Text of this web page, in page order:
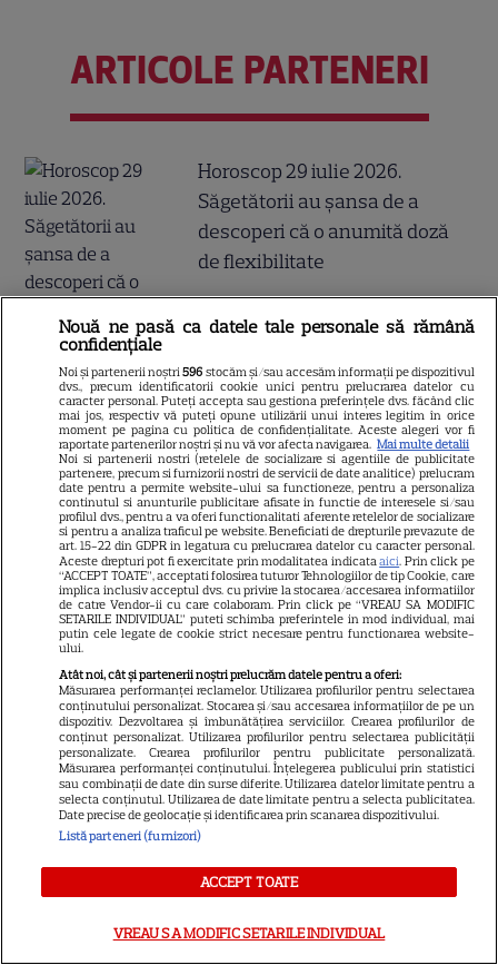
ARTICOLE PARTENERI
Horoscop 29 iulie 2026.
Săgetătorii au șansa de a
descoperi că o anumită doză
de flexibilitate
Luna plină din 29 iulie
deschide un nou capitol. Este
momentul astral care îți poate
schimba direcția vieții
Ploaia de meteori Delta
Aquaride 2026: când o poți
vedea cel mai bine
Ce este scorțișoara Ceylon și
prin ce se diferențiază
Nouă ne pasă ca datele tale personale să rămână
confidențiale
Noi și partenerii noștri596 stocăm și/sau accesăm informații pe dispozitivul
dvs., precum identificatorii cookie unici pentru prelucrarea datelor cu
caracter personal. Puteți accepta sau gestiona preferințele dvs. făcând clic
mai jos, respectiv vă puteți opune utilizării unui interes legitim în orice
moment pe pagina cu politica de confidențialitate. Aceste alegeri vor fi
raportate partenerilor noștri și nu vă vor afecta navigarea. Mai multe detalii
Noi si partenerii nostri (retelele de socializare si agentiile de publicitate
partenere, precum si furnizorii nostri de servicii de date analitice) prelucram
date pentru a permite website-ului sa functioneze, pentru a personaliza
continutul si anunturile publicitare afisate in functie de interesele si/sau
profilul dvs., pentru a va oferi functionalitati aferente retelelor de socializare
si pentru a analiza traficul pe website. Beneficiati de drepturile prevazute de
art. 15-22 din GDPR in legatura cu prelucrarea datelor cu caracter personal.
Aceste drepturi pot fi exercitate prin modalitatea indicataaici. Prin click pe
“ACCEPT TOATE”, acceptati folosirea tuturor Tehnologiilor de tip Cookie, care
implica inclusiv acceptul dvs. cu privire la stocarea/accesarea informatiilor
de catre Vendor-ii cu care colaboram. Prin click pe “VREAU SA MODIFIC
SETARILE INDIVIDUAL” puteti schimba preferintele in mod individual, mai
putin cele legate de cookie strict necesare pentru functionarea website-
ului.
Atât noi, cât și partenerii noștri prelucrăm datele pentru a oferi:
Măsurarea performanței reclamelor. Utilizarea profilurilor pentru selectarea
conținutului personalizat. Stocarea și/sau accesarea informațiilor de pe un
dispozitiv. Dezvoltarea și îmbunătățirea serviciilor. Crearea profilurilor de
conținut personalizat. Utilizarea profilurilor pentru selectarea publicității
personalizate. Crearea profilurilor pentru publicitate personalizată.
Măsurarea performanței conținutului. Înțelegerea publicului prin statistici
sau combinații de date din surse diferite. Utilizarea datelor limitate pentru a
selecta conținutul. Utilizarea de date limitate pentru a selecta publicitatea.
Date precise de geolocație și identificarea prin scanarea dispozitivului.
Listă parteneri (furnizori)
ACCEPT TOATE
VREAU SA MODIFIC SETARILE INDIVIDUAL